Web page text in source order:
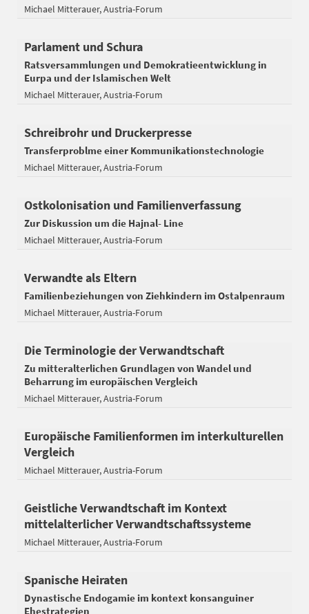
Michael Mitterauer Austria-Forum
Parlament und Schura
Ratsversammlungen und Demokratieentwicklung in
Eurpa und der Islamischen Welt
Michael Mitterauer Austria-Forum
Schreibrohr und Druckerpresse
Transferproblme einer Kommunikationstechnologie
Michael Mitterauer Austria-Forum
Ostkolonisation und Familienverfassung
Zur Diskussion um die Hajnal- Line
Michael Mitterauer Austria-Forum
Verwandte als Eltern
Familienbeziehungen von Ziehkindern im Ostalpenraum
Michael Mitterauer Austria-Forum
Die Terminologie der Verwandtschaft
Zu mitteralterlichen Grundlagen von Wandel und
Beharrung im europäischen Vergleich
Michael Mitterauer Austria-Forum
Europäische Familienformen im interkulturellen
Vergleich
Michael Mitterauer Austria-Forum
Geistliche Verwandtschaft im Kontext
mittelalterlicher Verwandtschaftssysteme
Michael Mitterauer Austria-Forum
Spanische Heiraten
Dynastische Endogamie im kontext konsanguiner
Ehestrategien